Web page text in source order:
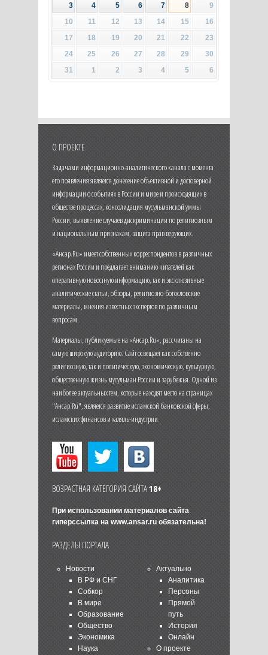
3
4 5 6 7 8
9
10
11 12 13 14 15
16
17
18 19 20 21 22
23
24
25 26 27 28 29
30
31
1 2 3 4 5 6
О ПРОЕКТЕ
Задачами информационно-аналитического канала с момента
его появления является донесение объективной и достоверной
информации о событиях в России и мире и происходящих в
обществе процессах, консолидация мусульманской уммы
России, выявление случаев дискриминации по религиозным
и национальным признакам, защита прав верующих.
«Ансар.Ru» имеет собственных корреспондентов в различных
регионах России и предлагает вниманию читателей как
оперативную новостную информацию, так и эксклюзивные
аналитические статьи, обзоры, религиозно-богословские
материалы, мнения известных экспертов по различным
вопросам.
Материалы, публикуемые на «Ансар.Ru», рассчитаны на
самую широкую аудиторию. Сайт освещает как собственно
религиозную, так и политическую, экономическую, культурную,
общественную жизнь мусульман России и зарубежья. Одной из
наиболее актуальных тем, которые находят место на страницах
"Ансар.Ru", является развитие исламской банковской сферы,
исламских финансов и халяль-индустрии.
ВОЗРАСТНАЯ КАТЕГОРИЯ САЙТА18+
При использовании материалов сайта
гиперссылка на www.ansar.ruобязательна!
РАЗДЕЛЫ ПОРТАЛА
Новости
В РФ и СНГ
Собкор
В мире
Образование
Общество
Экономика
Наука
Актуально
Аналитика
Персоны
Прямой
путь
История
Онлайн
О проекте